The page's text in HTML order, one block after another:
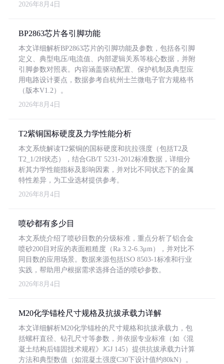
2026年8月4日
BP2863芯片各引脚功能
本文详细解析BP2863芯片的引脚功能及参数，包括各引脚
定义、典型电压/电流值、内部逻辑关系等核心数据，并附
引脚参数对照表。内容涵盖驱动配置、保护机制及典型应
用电路设计要点，数据参考自杭州士兰微电子官方规格书
（版本V1.2）。
2026年8月4日
T2紫铜国标硬度及力学性能分析
本文系统解读T2紫铜的国标硬度和抗拉强度（包括T2及
T2_1/2H状态），结合GB/T 5231-2012标准数据，详细分
析其力学性能指标及影响因素，并对比不同状态下的金属
特性差异，为工业选材提供参考。
2026年8月4日
喷砂都有多少目
本文系统介绍了喷砂目数的分级标准，重点分析了铝合金
喷砂200目对应的表面粗糙度（Ra 3.2-6.3μm），并对比不
同目数的应用场景。数据来源包括ISO 8503-1标准和行业
实践，帮助用户根据需求选择合适的喷砂参数。
2026年8月4日
M20化学锚栓尺寸规格及抗拔承载力详解
本文详细解析M20化学锚栓的尺寸规格和抗拔承载力，包
括螺杆直径、钻孔尺寸等参数，并依据专业标准（如《混
凝土结构后锚固技术规程》JGJ 145）提供抗拔承载力计算
方法和典型数值（如混凝土强度C30下设计值约80kN）。